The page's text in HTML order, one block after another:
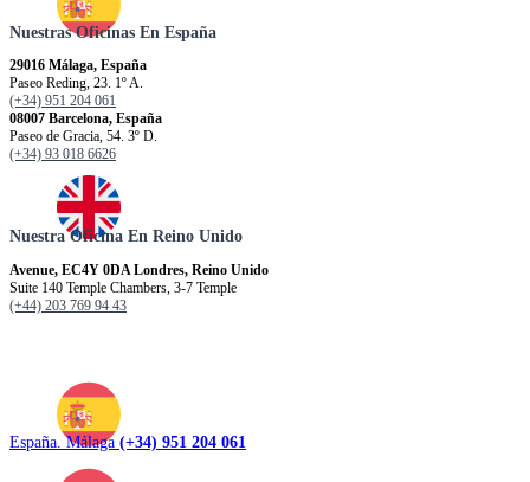
Nuestras Oficinas En España
29016 Málaga, España
Paseo Reding, 23. 1º A.
(+34) 951 204 061
08007 Barcelona, España
Paseo de Gracia, 54. 3º D.
(+34) 93 018 6626
Nuestra Oficina En Reino Unido
Avenue, EC4Y 0DA Londres, Reino Unido
Suite 140 Temple Chambers, 3-7 Temple
(+44) 203 769 94 43
España. Málaga (+34) 951 204 061